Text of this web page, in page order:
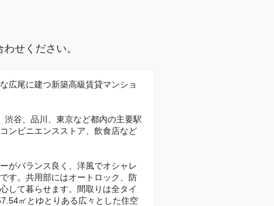
せください。
広尾に建つ新築高級賃貸マンショ
谷、品川、東京など都内の主要駅
ンビニエンスストア、飲食店など
がバランス良く、洋風でオシャレ
す。共用部にはオートロック、防
して暮らせます。間取りは全タイ
㎡とゆとりある広々とした住空